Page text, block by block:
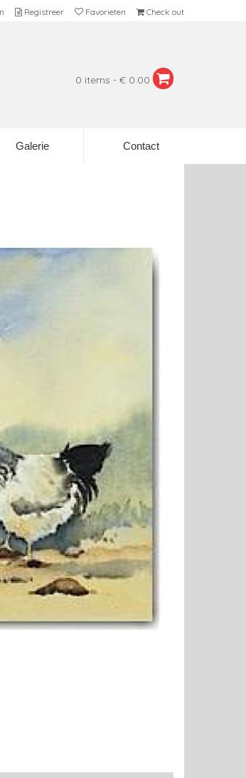
Registreer Favorieten Check out
0 items - € 0.00
Galerie Contact